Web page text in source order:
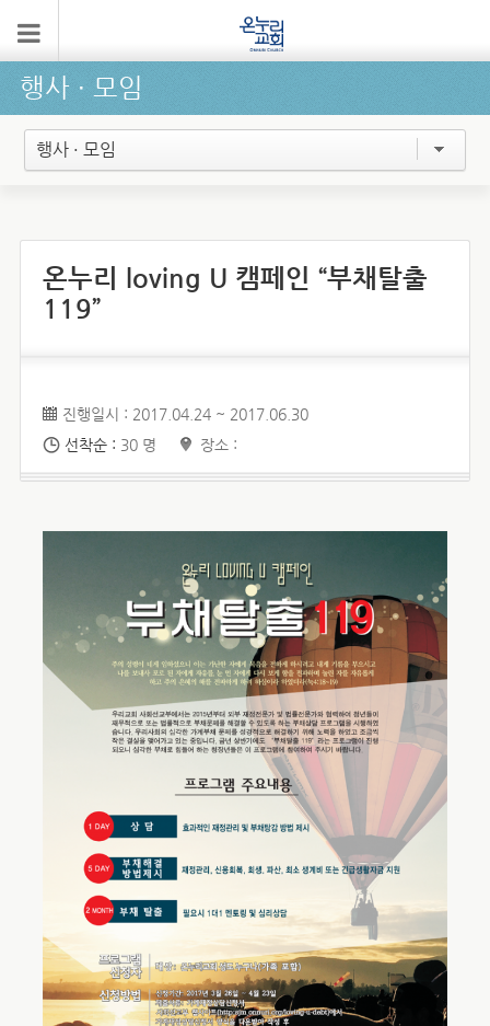
행사 ∙ 모임
행사 · 모임
온누리 loving U 캠페인 “부채탈출
119”
진행일시 : 2017.04.24 ~ 2017.06.30
선착순 : 30 명 장소 :